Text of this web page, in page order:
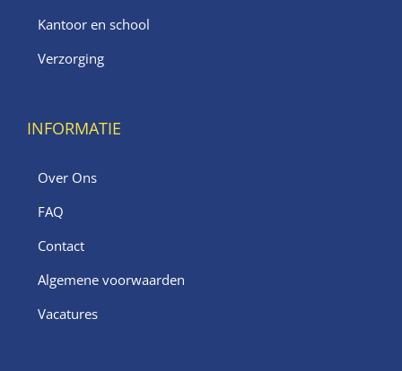
Kantoor en school
Verzorging
INFORMATIE
Over Ons
FAQ
Contact
Algemene voorwaarden
Vacatures